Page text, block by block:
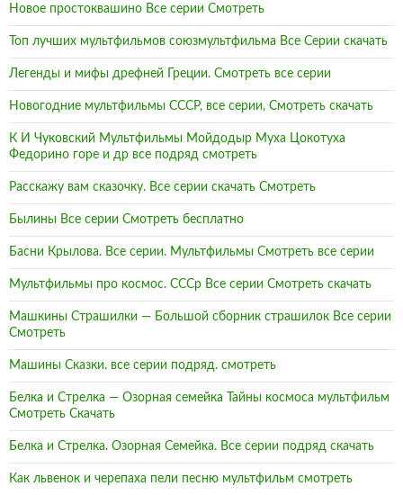
Новое простоквашино Все серии Смотреть
Топ лучших мультфильмов союзмультфильма Все Серии скачать
Легенды и мифы дрефней Греции. Смотреть все серии
Новогодние мультфильмы СССР, все серии, Смотреть скачать
К И Чуковский Мультфильмы Мойдодыр Муха Цокотуха
Федорино горе и др все подряд смотреть
Расскажу вам сказочку. Все серии скачать Смотреть
Былины Все серии Смотреть бесплатно
Басни Крылова. Все серии. Мультфильмы Смотреть все серии
Мультфильмы про космос. СССр Все серии Смотреть скачать
Машкины Страшилки — Большой сборник страшилок Все серии
Смотреть
Машины Сказки. все серии подряд. смотреть
Белка и Стрелка — Озорная семейка Тайны космоса мультфильм
Смотреть Скачать
Белка и Стрелка. Озорная Семейка. Все серии подряд скачать
Как львенок и черепаха пели песню мультфильм смотреть